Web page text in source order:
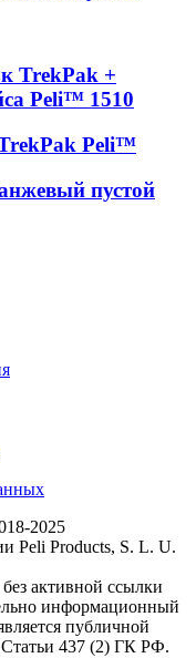
TrekPak +
Peli™ 1510
Peli™
пустой
2025
Peli Products, S. L. U.
активной ссылки
информационный
публичной
437 (2) ГК РФ.